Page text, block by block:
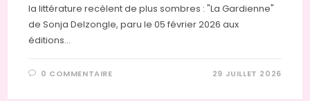
la littérature recèlent de plus sombres : "La Gardienne"
de Sonja Delzongle, paru le 05 février 2026 aux
éditions…
0 COMMENTAIRE 29 JUILLET 2026